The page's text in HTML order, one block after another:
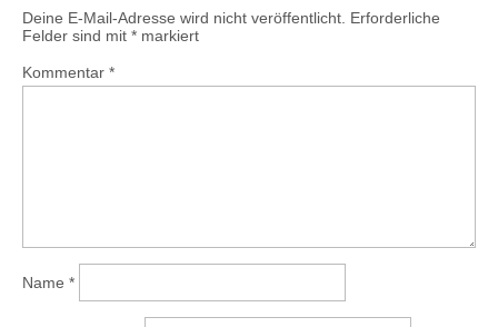
Deine E-Mail-Adresse wird nicht veröffentlicht. Erforderliche
Felder sind mit * markiert
Kommentar *
Name *